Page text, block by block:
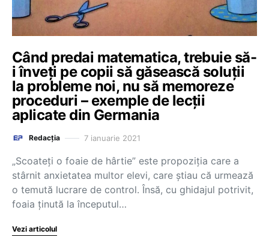
Când predai matematica, trebuie să-
i înveți pe copii să găsească soluții
la probleme noi, nu să memoreze
proceduri – exemple de lecții
aplicate din Germania
Redacția 7 ianuarie 2021
„Scoateți o foaie de hârtie” este propoziția care a
stârnit anxietatea multor elevi, care știau că urmează
o temută lucrare de control. Însă, cu ghidajul potrivit,
foaia ținută la începutul…
Vezi articolul